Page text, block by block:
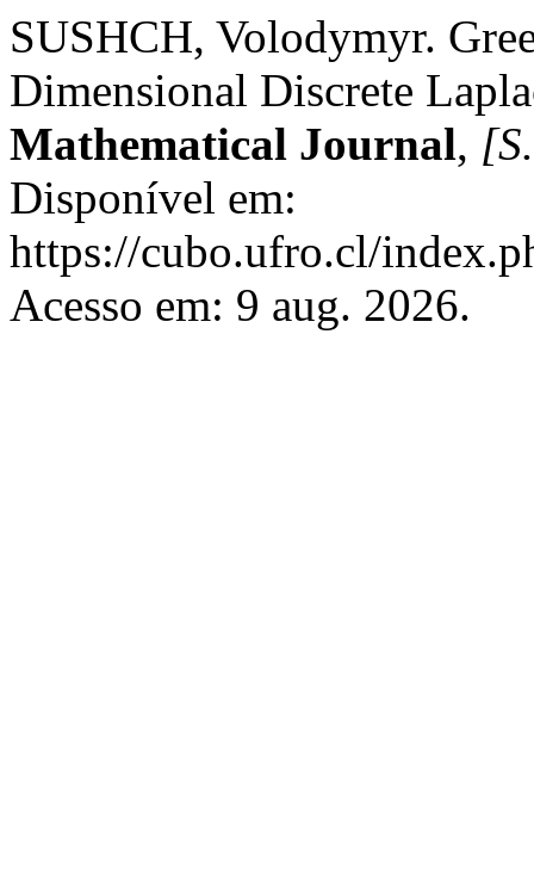
SUSHCH, Volodymyr.
Dimensional Discrete
Mathematical Journal,
Disponível em:
https://cubo.ufro.cl/
Acesso em: 9 aug. 2026.